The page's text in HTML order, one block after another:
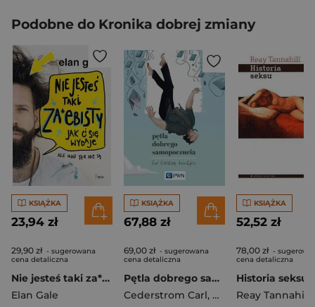
Podobne do Kronika dobrej zmiany
KSIĄŻKA
23,94 zł
29,90 zł - sugerowana
cena detaliczna
Nie jesteś taki za*ebisty jak ci się wydaje Ale inni też nie są
Elan Gale
KSIĄŻKA
67,88 zł
69,00 zł - sugerowana
cena detaliczna
Pętla dobrego samopoczucia
Cederstrom Carl, Spicer Andre
KSIĄŻKA
52,52 zł
78,00 zł -
cena detaliczna
Historia seksu
Reay Tannahill